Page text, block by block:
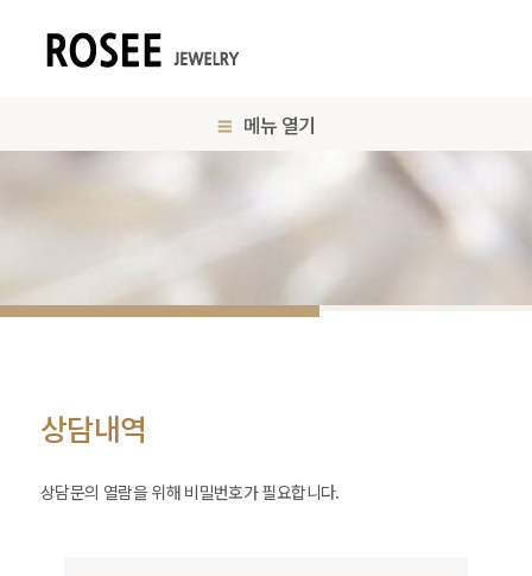
메뉴 열기
상담내역
상담문의 열람을 위해 비밀번호가 필요합니다.